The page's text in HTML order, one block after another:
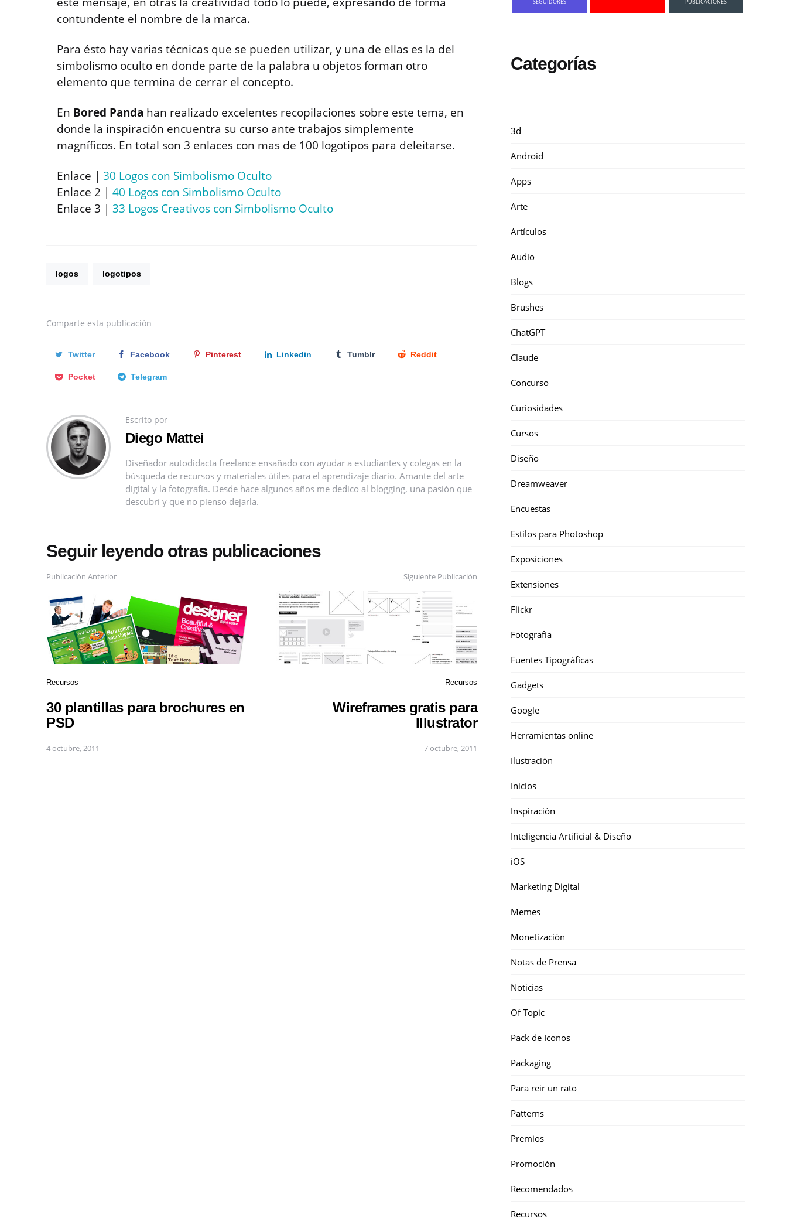
contundente el nombre de la marca.
Para ésto hay varias técnicas que se pueden utilizar, y una de ellas es la del
simbolismo oculto en donde parte de la palabra u objetos forman otro
elemento que termina de cerrar el concepto.
En Bored Panda han realizado excelentes recopilaciones sobre este tema, en
donde la inspiración encuentra su curso ante trabajos simplemente
magníficos. En total son 3 enlaces con mas de 100 logotipos para deleitarse.
Enlace | 30 Logos con Simbolismo Oculto
Enlace 2 | 40 Logos con Simbolismo Oculto
Enlace 3 | 33 Logos Creativos con Simbolismo Oculto
logos logotipos
Comparte esta publicación
Twitter Facebook Pinterest Linkedin Tumblr Reddit
Pocket Telegram
Escrito por
Diego Mattei
Diseñador autodidacta freelance ensañado con ayudar a estudiantes y colegas en la
búsqueda de recursos y materiales útiles para el aprendizaje diario. Amante del arte
digital y la fotografía. Desde hace algunos años me dedico al blogging, una pasión que
descubrí y que no pienso dejarla.
Seguir leyendo otras publicaciones
Publicación Anterior
Recursos
30 plantillas para brochures en
PSD
4 octubre, 2011
Siguiente Publicación
Recursos
Wireframes gratis para
Illustrator
7 octubre, 2011
Categorías
3d
Android
Apps
Arte
Artículos
Audio
Blogs
Brushes
ChatGPT
Claude
Concurso
Curiosidades
Cursos
Diseño
Dreamweaver
Encuestas
Estilos para Photoshop
Exposiciones
Extensiones
Flickr
Fotografía
Fuentes Tipográficas
Gadgets
Google
Herramientas online
Ilustración
Inicios
Inspiración
Inteligencia Artificial & Diseño
iOS
Marketing Digital
Memes
Monetización
Notas de Prensa
Noticias
Of Topic
Pack de Iconos
Packaging
Para reir un rato
Patterns
Premios
Promoción
Recomendados
Recursos